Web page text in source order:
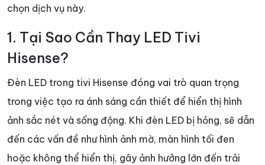
chọn dịch vụ này.
1. Tại Sao Cần Thay LED Tivi
Hisense?
Đèn LED trong tivi Hisense đóng vai trò quan trọng
trong việc tạo ra ánh sáng cần thiết để hiển thị hình
ảnh sắc nét và sống động. Khi đèn LED bị hỏng, sẽ dẫn
đến các vấn đề như hình ảnh mờ, màn hình tối đen
hoặc không thể hiển thị, gây ảnh hưởng lớn đến trải